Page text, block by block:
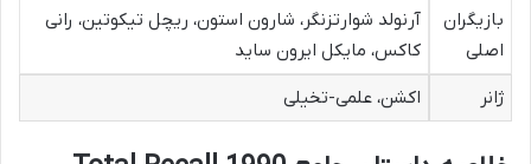
بازیگران
اصلی
آرنولد شوارتزنگر، شارون استون، ریچل تیکوتین، رانی
کاکس، مایکل ایرون ساید
ژانر
اکشن، علمی-تخیلی